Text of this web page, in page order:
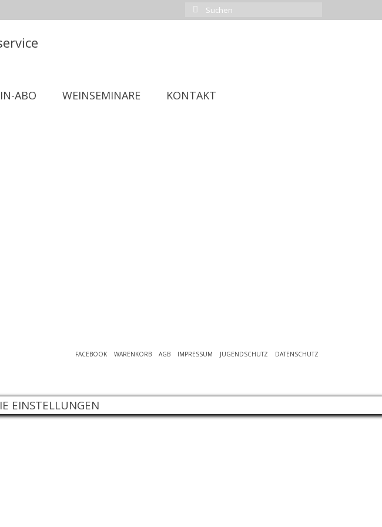
Suchen
nach:
ABO WEINSEMINARE KONTAKT
FACEBOOK WARENKORB AGB IMPRESSUM JUGENDSCHUTZ DATENSCHUTZ
EINSTELLUNGEN